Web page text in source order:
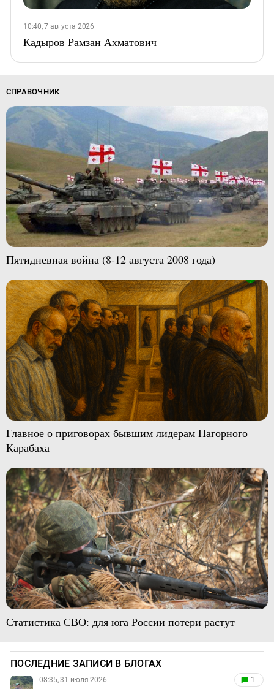
10:40, 7 августа 2026
Кадыров Рамзан Ахматович
СПРАВОЧНИК
Пятидневная война (8-12 августа 2008 года)
Главное о приговорах бывшим лидерам Нагорного
Карабаха
Статистика СВО: для юга России потери растут
ПОСЛЕДНИЕ ЗАПИСИ В БЛОГАХ
08:35, 31 июля 2026 1